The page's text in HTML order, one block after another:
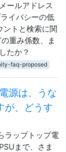
ールアドレス
イバシーの低
トと検索に関
重み係数、ま
たか？
faq-proposed
源は、うな
が、どうす
ラップトップ電
まで、さま